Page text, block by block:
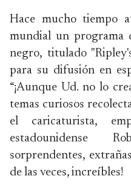
Hace mucho tiempo
mundial un programa
negro, titulado
para su difusión en
“¡Aunque Ud. no lo
temas curiosos
el caricaturista,
estadounidense
sorprendentes,
de las veces, increíbles!